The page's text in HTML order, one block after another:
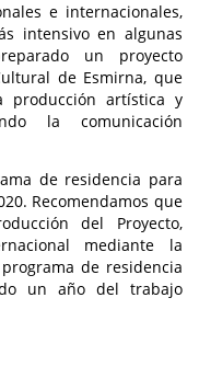
e internacionales,
intensivo en algunas
un proyecto
de Esmirna, que
artística y
la comunicación
de residencia para
Recomendamos que
del Proyecto,
mediante la
de residencia
un año del trabajo